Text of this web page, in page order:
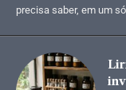
precisa saber, em um